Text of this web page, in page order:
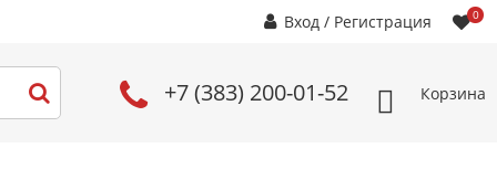
Вход / Регистрация 0
+7 (383) 200-01-52 Корзина